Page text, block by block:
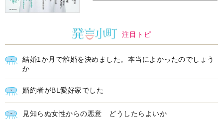
注目トピ
結婚1か月で離婚を決めました。本当によかったのでしょう
か
婚約者がBL愛好家でした
見知らぬ女性からの悪意 どうしたらよいか